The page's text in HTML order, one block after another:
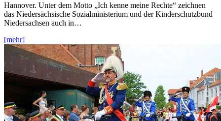
Hannover. Unter dem Motto „Ich kenne meine Rechte“ zeichnen
das Niedersächsische Sozialministerium und der Kinderschutzbund
Niedersachsen auch in…
[mehr]